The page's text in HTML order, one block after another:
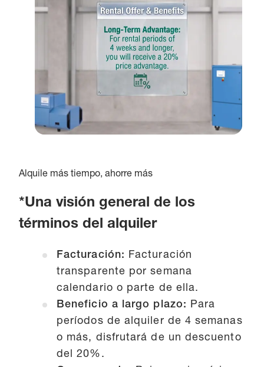
Alquile más tiempo, ahorre más
*Una visión general de los
términos del alquiler
Facturación: Facturación
transparente por semana
calendario o parte de ella.
Beneficio a largo plazo: Para
períodos de alquiler de 4 semanas
o más, disfrutará de un descuento
del 20%.